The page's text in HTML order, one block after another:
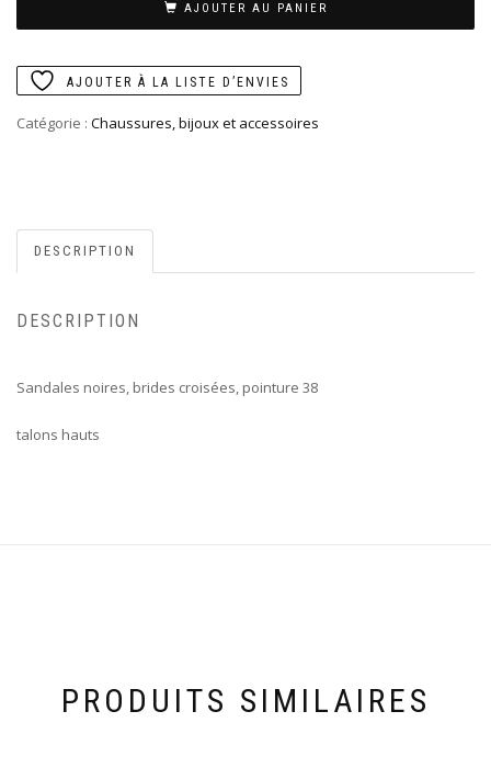
AJOUTER AU PANIER
AJOUTER À LA LISTE D’ENVIES
Catégorie : Chaussures, bijoux et accessoires
DESCRIPTION
DESCRIPTION
Sandales noires, brides croisées, pointure 38
talons hauts
PRODUITS SIMILAIRES